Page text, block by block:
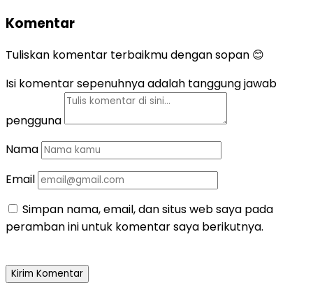
Komentar
Tuliskan komentar terbaikmu dengan sopan 😊
Isi komentar sepenuhnya adalah tanggung jawab
pengguna
Nama
Email
Simpan nama, email, dan situs web saya pada
peramban ini untuk komentar saya berikutnya.